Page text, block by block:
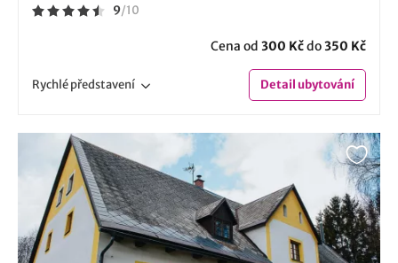
9/10
Cena od 300 Kčdo350 Kč
Rychlépředstavení Detailubytování